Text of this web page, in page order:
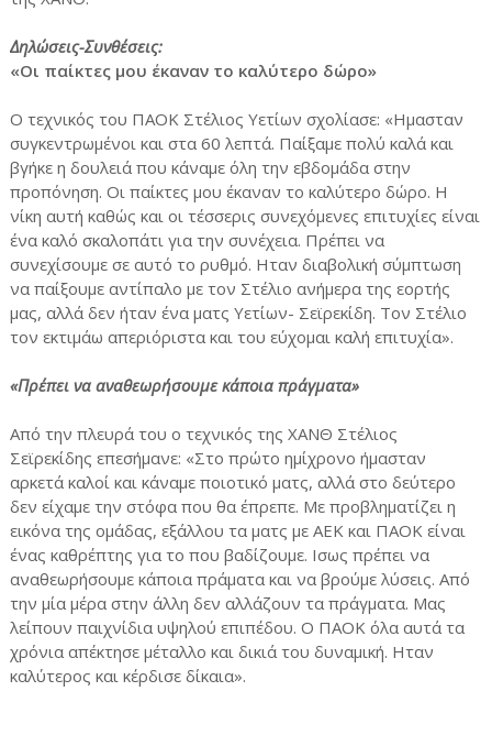
Δηλώσεις-Συνθέσεις:
«Οι παίκτες μου έκαναν το καλύτερο δώρο»
Ο τεχνικός του ΠΑΟΚ Στέλιος Υετίων σχολίασε: «Ημασταν
συγκεντρωμένοι και στα 60 λεπτά. Παίξαμε πολύ καλά και
βγήκε η δουλειά που κάναμε όλη την εβδομάδα στην
προπόνηση. Οι παίκτες μου έκαναν το καλύτερο δώρο. Η
νίκη αυτή καθώς και οι τέσσερις συνεχόμενες επιτυχίες είναι
ένα καλό σκαλοπάτι για την συνέχεια. Πρέπει να
συνεχίσουμε σε αυτό το ρυθμό. Ηταν διαβολική σύμπτωση
να παίξουμε αντίπαλο με τον Στέλιο ανήμερα της εορτής
μας, αλλά δεν ήταν ένα ματς Υετίων- Σεϊρεκίδη. Τον Στέλιο
τον εκτιμάω απεριόριστα και του εύχομαι καλή επιτυχία».
«Πρέπει να αναθεωρήσουμε κάποια πράγματα»
Από την πλευρά του ο τεχνικός της ΧΑΝΘ Στέλιος
Σεϊρεκίδης επεσήμανε: «Στο πρώτο ημίχρονο ήμασταν
αρκετά καλοί και κάναμε ποιοτικό ματς, αλλά στο δεύτερο
δεν είχαμε την στόφα που θα έπρεπε. Με προβληματίζει η
εικόνα της ομάδας, εξάλλου τα ματς με ΑΕΚ και ΠΑΟΚ είναι
ένας καθρέπτης για το που βαδίζουμε. Ισως πρέπει να
αναθεωρήσουμε κάποια πράματα και να βρούμε λύσεις. Από
την μία μέρα στην άλλη δεν αλλάζουν τα πράγματα. Μας
λείπουν παιχνίδια υψηλού επιπέδου. Ο ΠΑΟΚ όλα αυτά τα
χρόνια απέκτησε μέταλλο και δικιά του δυναμική. Ηταν
καλύτερος και κέρδισε δίκαια».